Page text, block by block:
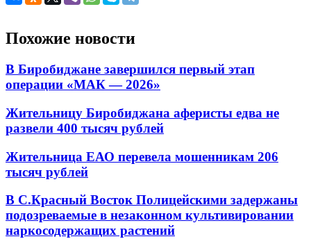
Похожие новости
В Биробиджане завершился первый этап
операции «МАК — 2026»
Жительницу Биробиджана аферисты едва не
развели 400 тысяч рублей
Жительница ЕАО перевела мошенникам 206
тысяч рублей
В С.Красный Восток Полицейскими задержаны
подозреваемые в незаконном культивировании
наркосодержащих растений